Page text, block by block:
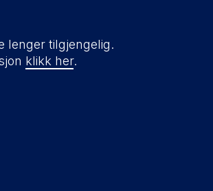
lenger tilgjengelig.
klikk her.